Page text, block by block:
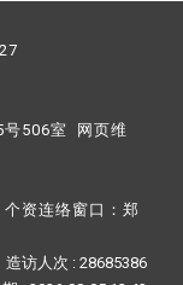
506室 网页维
个资连络窗口： 郑
造访人次 : 28685386